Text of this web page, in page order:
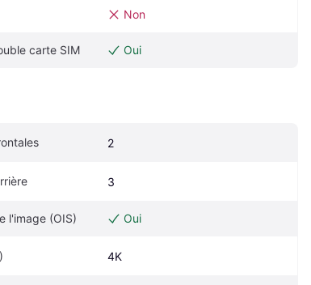
Non
carte SIM Oui
2
3
l'image (OIS) Oui
4K